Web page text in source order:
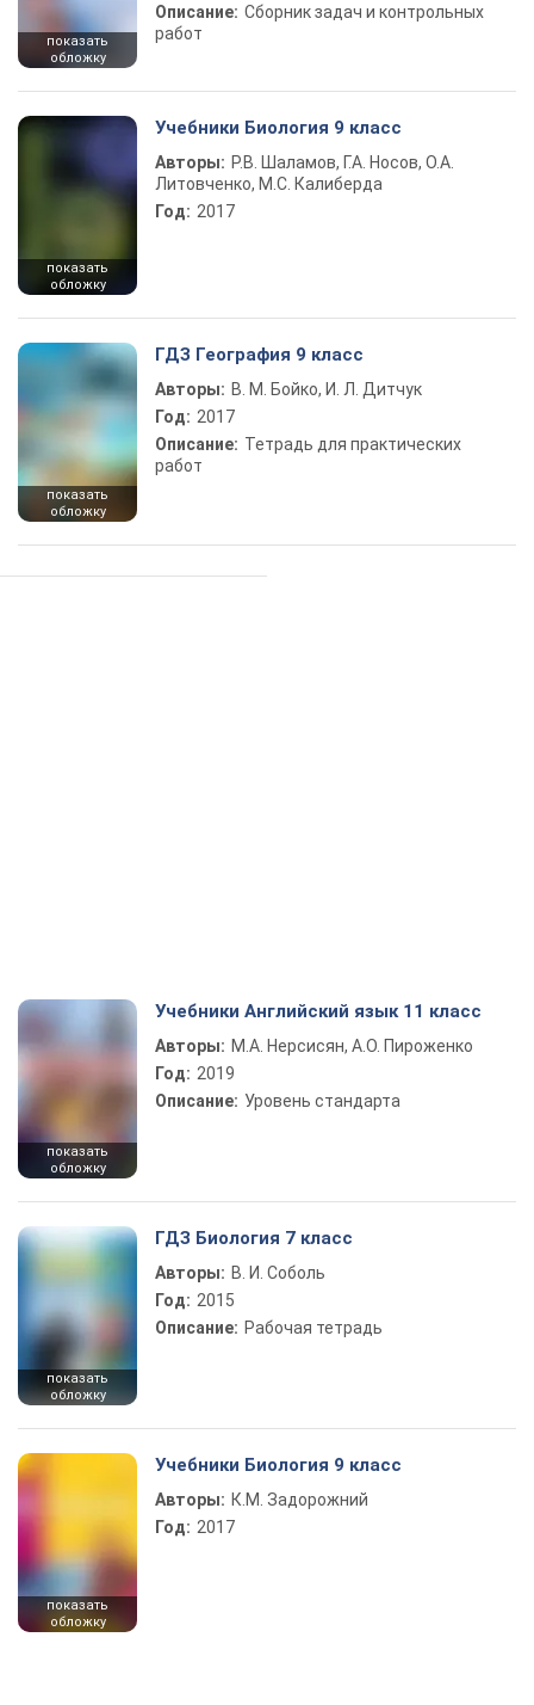
показать
обложку
Описание: Сборник задач и контрольных
работ
показать
обложку
Учебники Биология 9 класс
Авторы: Р.В. Шаламов, Г.А. Носов, О.А.
Литовченко, М.С. Калиберда
Год: 2017
показать
обложку
ГДЗ География 9 класс
Авторы: В. М. Бойко, И. Л. Дитчук
Год: 2017
Описание: Тетрадь для практических
работ
показать
обложку
Учебники Английский язык 11 класс
Авторы: М.А. Нерсисян, А.О. Пироженко
Год: 2019
Описание: Уровень стандарта
показать
обложку
ГДЗ Биология 7 класс
Авторы: В. И. Соболь
Год: 2015
Описание: Рабочая тетрадь
показать
обложку
Учебники Биология 9 класс
Авторы: К.М. Задорожний
Год: 2017